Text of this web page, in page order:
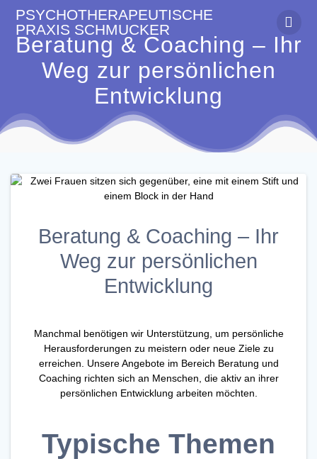
Inhalt
springen
PSYCHOTHERAPEUTISCHE
PRAXIS SCHMUCKER
Beratung & Coaching – Ihr
Weg zur persönlichen
Entwicklung
Beratung & Coaching – Ihr
Weg zur persönlichen
Entwicklung
Manchmal benötigen wir Unterstützung, um persönliche
Herausforderungen zu meistern oder neue Ziele zu
erreichen. Unsere Angebote im Bereich Beratung und
Coaching richten sich an Menschen, die aktiv an ihrer
persönlichen Entwicklung arbeiten möchten.
Typische Themen